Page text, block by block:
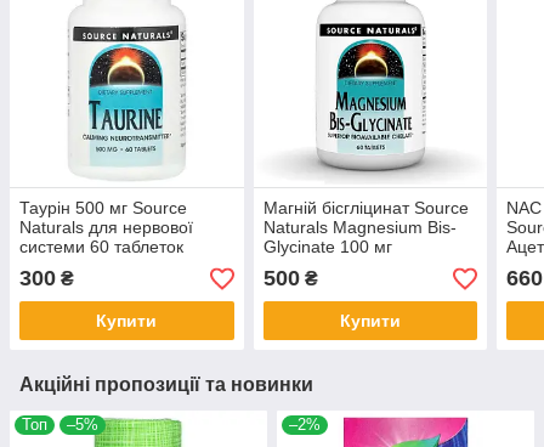
Таурiн 500 мг Source
Naturals для нервової
системи 60 таблеток
300 ₴
Купити
Магній бісгліцинат Source
Naturals Magnesium Bis-
Glycinate 100 мг
підвищене засвоєння 60
таблеток
500₴
Купити
660
Акційні пропозиції та новинки
Топ –5% –2%